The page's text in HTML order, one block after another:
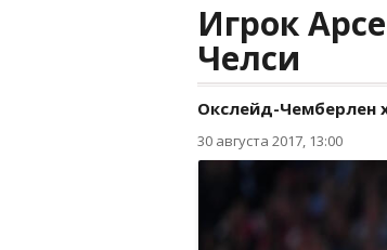
Игрок
Челси
Окслейд-Чемберлен
30 августа 2017, 13:00